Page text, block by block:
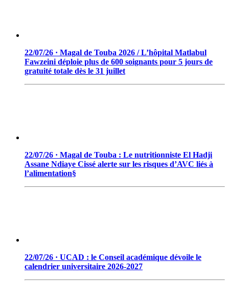
22/07/26 · Magal de Touba 2026 / L’hôpital Matlabul
Fawzeini déploie plus de 600 soignants pour 5 jours de
gratuité totale dès le 31 juillet
22/07/26 · Magal de Touba : Le nutritionniste El Hadji
Assane Ndiaye Cissé alerte sur les risques d’AVC liés à
l’alimentation§
22/07/26 · UCAD : le Conseil académique dévoile le
calendrier universitaire 2026-2027